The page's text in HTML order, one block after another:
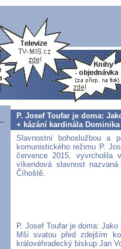
P. Josef Toufar je doma:
+ kázání kardinála
Slavnostní bohoslužbou a
komunistického režimu P.
července 2015, vyvrcholila
víkendová slavnost
Číhoště.
P. Josef Toufar je doma:
Mši svatou před zdejším
královéhradecký biskup Jan